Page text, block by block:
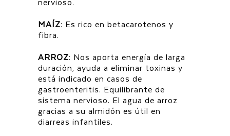
MAÍZ: Es rico en betacarotenos y
fibra.
ARROZ: Nos aporta energía de larga
duración, ayuda a eliminar toxinas y
está indicado en casos de
gastroenteritis. Equilibrante de
sistema nervioso. El agua de arroz
gracias a su almidón es útil en
diarreas infantiles.